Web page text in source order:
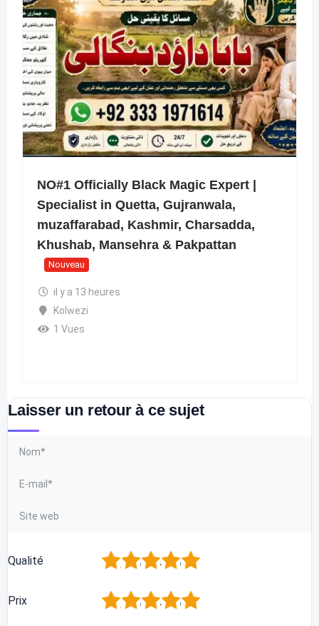
NO#1 Officially Black Magic Expert |
Specialist in Quetta, Gujranwala,
muzaffarabad, Kashmir, Charsadda,
Khushab, Mansehra & Pakpattan
Nouveau
il y a 13 heures
Kolwezi
1 Vues
Laisser un retour à ce sujet
Qualité 5
4
3
2
Prix 5
4
3
2